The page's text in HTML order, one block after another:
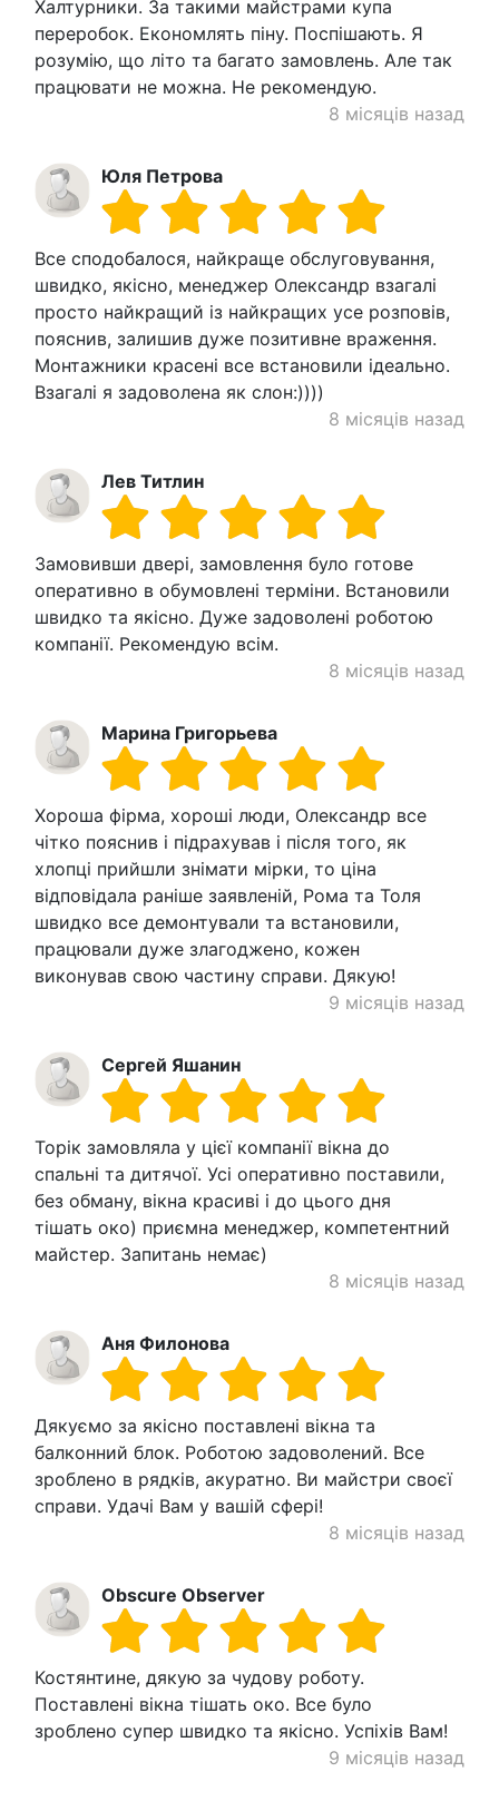
Халтурники. За такими майстрами купа
переробок. Економлять піну. Поспішають. Я
розумію, що літо та багато замовлень. Але так
працювати не можна. Не рекомендую.
8 місяців назад
Юля Петрова
Все сподобалося, найкраще обслуговування,
швидко, якісно, ​​менеджер Олександр взагалі
просто найкращий із найкращих усе розповів,
пояснив, залишив дуже позитивне враження.
Монтажники красені все встановили ідеально.
Взагалі я задоволена як слон:))))
8 місяців назад
Лев Титлин
Замовивши двері, замовлення було готове
оперативно в обумовлені терміни. Встановили
швидко та якісно. Дуже задоволені роботою
компанії. Рекомендую всім.
8 місяців назад
Марина Григорьева
Хороша фірма, хороші люди, Олександр все
чітко пояснив і підрахував і після того, як
хлопці прийшли знімати мірки, то ціна
відповідала раніше заявленій, Рома та Толя
швидко все демонтували та встановили,
працювали дуже злагоджено, кожен
виконував свою частину справи. Дякую!
9 місяців назад
Сергей Яшанин
Торік замовляла у цієї компанії вікна до
спальні та дитячої. Усі оперативно поставили,
без обману, вікна красиві і до цього дня
тішать око) приємна менеджер, компетентний
майстер. Запитань немає)
8 місяців назад
Аня Филонова
Дякуємо за якісно поставлені вікна та
балконний блок. Роботою задоволений. Все
зроблено в рядків, акуратно. Ви майстри своєї
справи. Удачі Вам у вашій сфері!
8 місяців назад
Obscure Observer
Костянтине, дякую за чудову роботу.
Поставлені вікна тішать око. Все було
зроблено супер швидко та якісно. Успіхів Вам!
9 місяців назад